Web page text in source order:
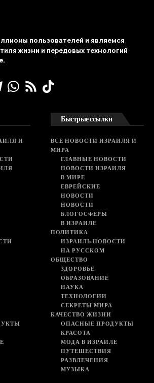
пользователей и являемся
жизни и передовых технологий
И
Быстрые ссылки
ВСЕ НОВОСТИ ИЗРАИЛЯ И
МИРА
ГЛАВНЫЕ НОВОСТИ
НОВОСТИ ИЗРАИЛЯ
В МИРЕ
ЕВРЕЙСКИЕ
НОВОСТИ
НОВОСТИ
БЛОГОСФЕРЫ
В ИЗРАИЛЕ
ПОЛИТИКА
ИЗРАИЛЬ НОВОСТИ
НА РУССКОМ
ОБЩЕСТВО
ЗДОРОВЬЕ
ОБРАЗОВАНИЕ
НАУКА
ТЕХНОЛОГИИ
СЕКРЕТЫ МИРА
КАЧЕСТВО ЖИЗНИ
ОПАСНЫЕ ПРОДУКТЫ
КРАСОТА
МОДА В ИЗРАИЛЕ
ПУТЕШЕСТВИЯ
РАЗВЛЕЧЕНИЯ
МУЗЫКА